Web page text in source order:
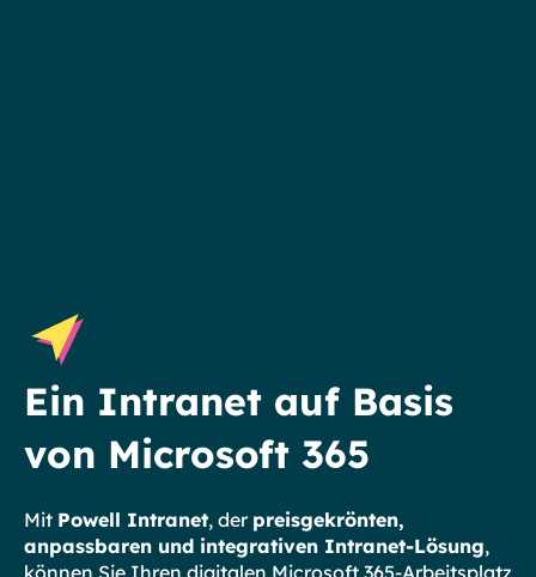
Ein Intranet auf Basis
von Microsoft 365
Mit Powell Intranet, der preisgekrönten,
anpassbaren und integrativen Intranet-Lösung,